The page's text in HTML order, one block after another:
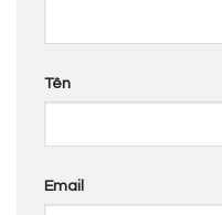
Tên
Email